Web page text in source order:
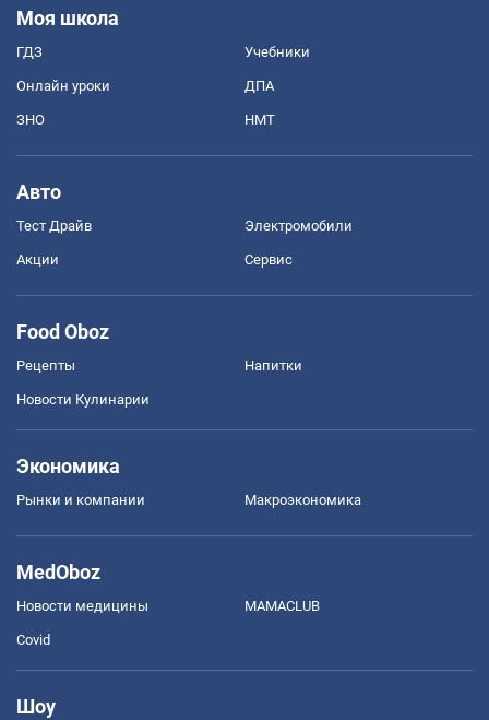
Моя школа
ГДЗ Учебники
Онлайн уроки ДПА
ЗНО НМТ
Авто
Тест Драйв Электромобили
Акции Сервис
Food Oboz
Рецепты Напитки
Новости Кулинарии
Экономика
Рынки и компании Mакроэкономика
MedOboz
Новости медицины MAMACLUB
Covid
Шоу